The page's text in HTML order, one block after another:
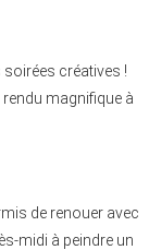
créatives !
magnifique à
de renouer avec
midi à peindre un